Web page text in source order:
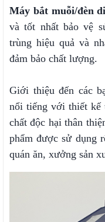
Máy bắt muỗi/đèn
và tốt nhất bảo vệ
trùng hiệu quả và
đảm bảo chất lượng.
Giới thiệu đến các
nổi tiếng với thiết kế
chất độc hại thân
phẩm được sử dụng
quán ăn, xưởng sản